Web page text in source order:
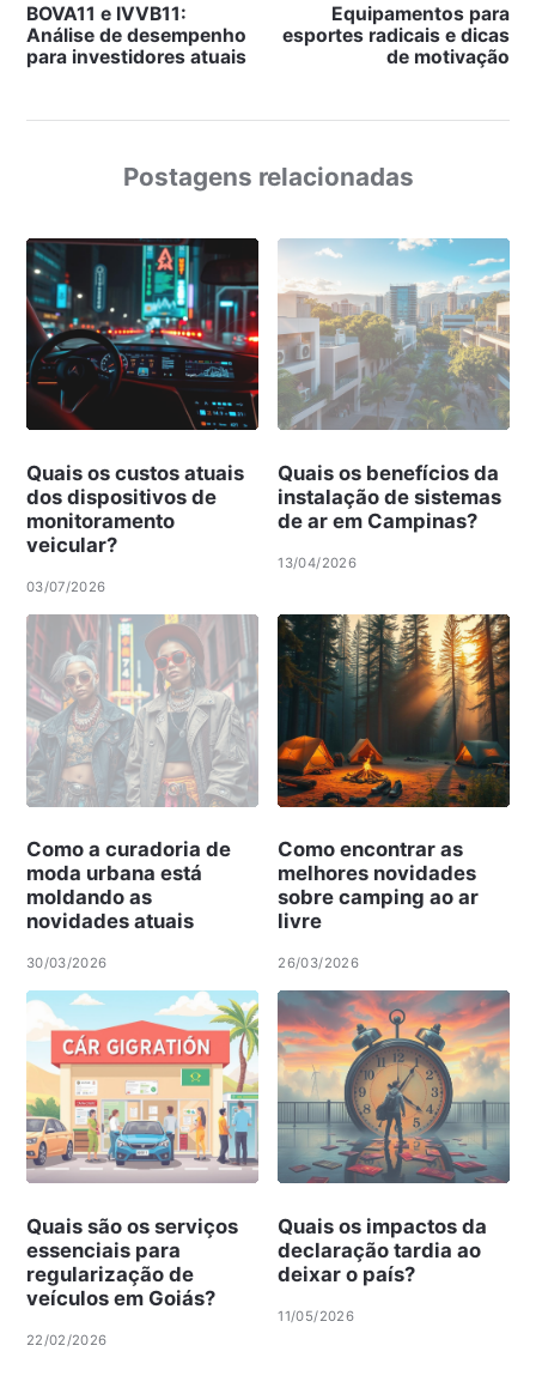
BOVA11 e IVVB11:
Análise de desempenho
para investidores atuais
Equipamentos para
esportes radicais e dicas
de motivação
Postagens relacionadas
Quais os custos atuais
dos dispositivos de
monitoramento
veicular?
03/07/2026
Quais os benefícios da
instalação de sistemas
de ar em Campinas?
13/04/2026
Como a curadoria de
moda urbana está
moldando as
novidades atuais
30/03/2026
Como encontrar as
melhores novidades
sobre camping ao ar
livre
26/03/2026
Quais são os serviços
essenciais para
regularização de
veículos em Goiás?
22/02/2026
Quais os impactos da
declaração tardia ao
deixar o país?
11/05/2026